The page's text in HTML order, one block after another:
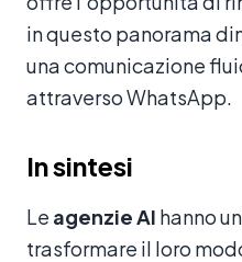
in questo panorama
una comunicazione
attraverso WhatsApp.
In sintesi
Le agenzie AI hanno
trasformare il loro